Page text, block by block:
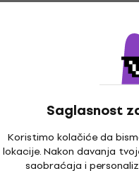
Saglasnost
Koristimo kolačiće da
lokacije. Nakon davanja
saobraćaja i
Arobas Music Guitar